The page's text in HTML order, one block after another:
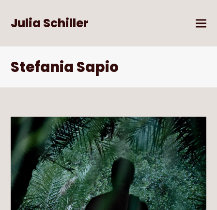
Julia Schiller
Stefania Sapio